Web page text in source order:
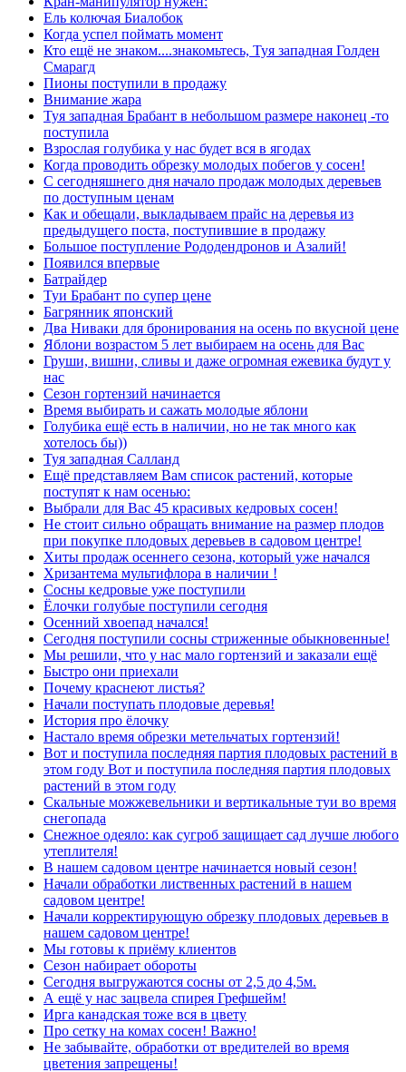
Ель колючая Биалобок
Когда успел поймать момент
Кто ещё не знаком....знакомьтесь, Туя западная Голден
Смарагд
Пионы поступили в продажу
Внимание жара
Туя западная Брабант в небольшом размере наконец -то
поступила
Взрослая голубика у нас будет вся в ягодах
Когда проводить обрезку молодых побегов у сосен!
С сегодняшнего дня начало продаж молодых деревьев
по доступным ценам
Как и обещали, выкладываем прайс на деревья из
предыдущего поста, поступившие в продажу
Большое поступление Рододендронов и Азалий!
Появился впервые
Батрайдер
Туи Брабант по супер цене
Багрянник японский
Два Ниваки для бронирования на осень по вкусной цене
Яблони возрастом 5 лет выбираем на осень для Вас
Груши, вишни, сливы и даже огромная ежевика будут у
нас
Сезон гортензий начинается
Время выбирать и сажать молодые яблони
Голубика ещё есть в наличии, но не так много как
хотелось бы))
Туя западная Салланд
Ещё представляем Вам список растений, которые
поступят к нам осенью:
Выбрали для Вас 45 красивых кедровых сосен!
Не стоит сильно обращать внимание на размер плодов
при покупке плодовых деревьев в садовом центре!
Хиты продаж осеннего сезона, который уже начался
Хризантема мультифлора в наличии !
Сосны кедровые уже поступили
Ёлочки голубые поступили сегодня
Осенний хвоепад начался!
Сегодня поступили сосны стриженные обыкновенные!
Мы решили, что у нас мало гортензий и заказали ещё
Быстро они приехали
Почему краснеют листья?
Начали поступать плодовые деревья!
История про ёлочку
Настало время обрезки метельчатых гортензий!
Вот и поступила последняя партия плодовых растений в
этом году Вот и поступила последняя партия плодовых
растений в этом году
Скальные можжевельники и вертикальные туи во время
снегопада
Снежное одеяло: как сугроб защищает сад лучше любого
утеплителя!
В нашем садовом центре начинается новый сезон!
Начали обработки лиственных растений в нашем
садовом центре!
Начали корректирующую обрезку плодовых деревьев в
нашем садовом центре!
Мы готовы к приёму клиентов
Сезон набирает обороты
Сегодня выгружаются сосны от 2,5 до 4,5м.
А ещё у нас зацвела спирея Грефшейм!
Ирга канадская тоже вся в цвету
Про сетку на комах сосен! Важно!
Не забывайте, обработки от вредителей во время
цветения запрещены!